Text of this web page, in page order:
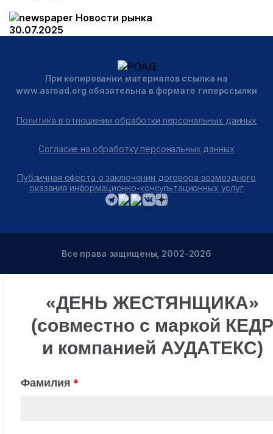
Новости рынка
30.07.2025
При копировании материалов ссылка на
www.asroad.org обязательна в формате гиперссылки
Политика в отношении обработки персональных данных
Согласие на обработку персональных данных
Публичная оферта о заключении договора возмездного
оказания информационно-консультационных услуг
Все права защищены, 2002-2026